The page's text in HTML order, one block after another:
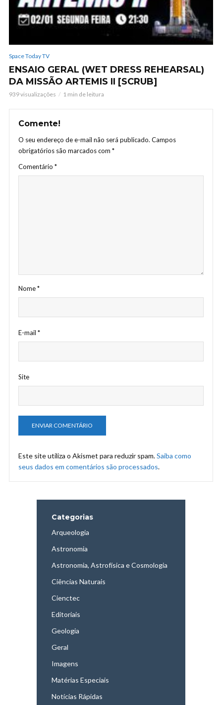
Space Today TV
ENSAIO GERAL (WET DRESS REHEARSAL)
DA MISSÃO ARTEMIS II [SCRUB]
939 visualizações 1 min de leitura
Comente!
O seu endereço de e-mail não será publicado. Campos
obrigatórios são marcados com *
Comentário *
Nome*
E-mail *
Site
Este site utiliza o Akismet para reduzir spam.Saiba como
seus dados em comentários são processados.
Categorias
Arqueologia
Astronomia
Astronomia, Astrofísica e Cosmologia
Ciências Naturais
Cienctec
Editoriais
Geologia
Geral
Imagens
Matérias Especiais
Notícias Rápidas